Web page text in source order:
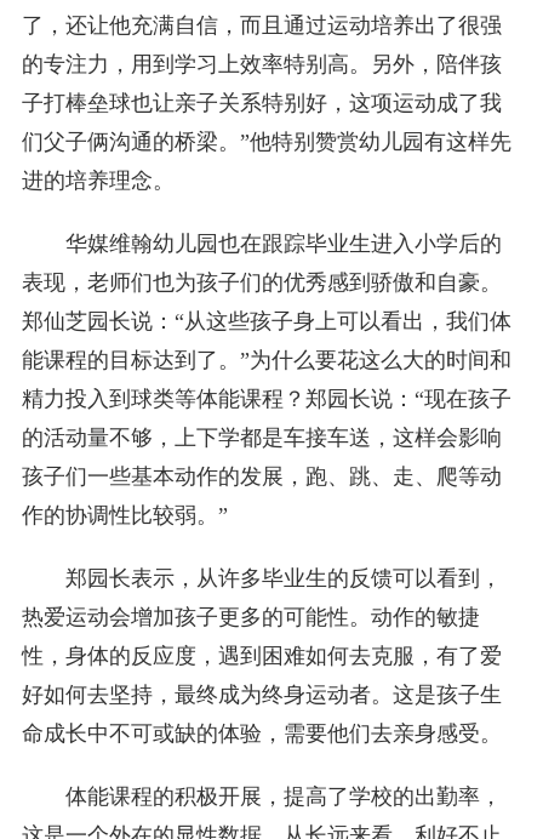
了，还让他充满自信，而且通过运动培养出了很强
的专注力，用到学习上效率特别高。另外，陪伴孩
子打棒垒球也让亲子关系特别好，这项运动成了我
们父子俩沟通的桥梁。”他特别赞赏幼儿园有这样先
进的培养理念。
华媒维翰幼儿园也在跟踪毕业生进入小学后的
表现，老师们也为孩子们的优秀感到骄傲和自豪。
郑仙芝园长说：“从这些孩子身上可以看出，我们体
能课程的目标达到了。”为什么要花这么大的时间和
精力投入到球类等体能课程？郑园长说：“现在孩子
的活动量不够，上下学都是车接车送，这样会影响
孩子们一些基本动作的发展，跑、跳、走、爬等动
作的协调性比较弱。”
郑园长表示，从许多毕业生的反馈可以看到，
热爱运动会增加孩子更多的可能性。动作的敏捷
性，身体的反应度，遇到困难如何去克服，有了爱
好如何去坚持，最终成为终身运动者。这是孩子生
命成长中不可或缺的体验，需要他们去亲身感受。
体能课程的积极开展，提高了学校的出勤率，